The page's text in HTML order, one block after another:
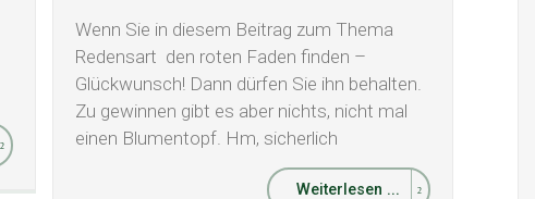
Wenn Sie in diesem Beitrag zum Thema
Redensart den roten Faden finden –
Glückwunsch! Dann dürfen Sie ihn behalten.
Zu gewinnen gibt es aber nichts, nicht mal
einen Blumentopf. Hm, sicherlich
Weiterlesen ...